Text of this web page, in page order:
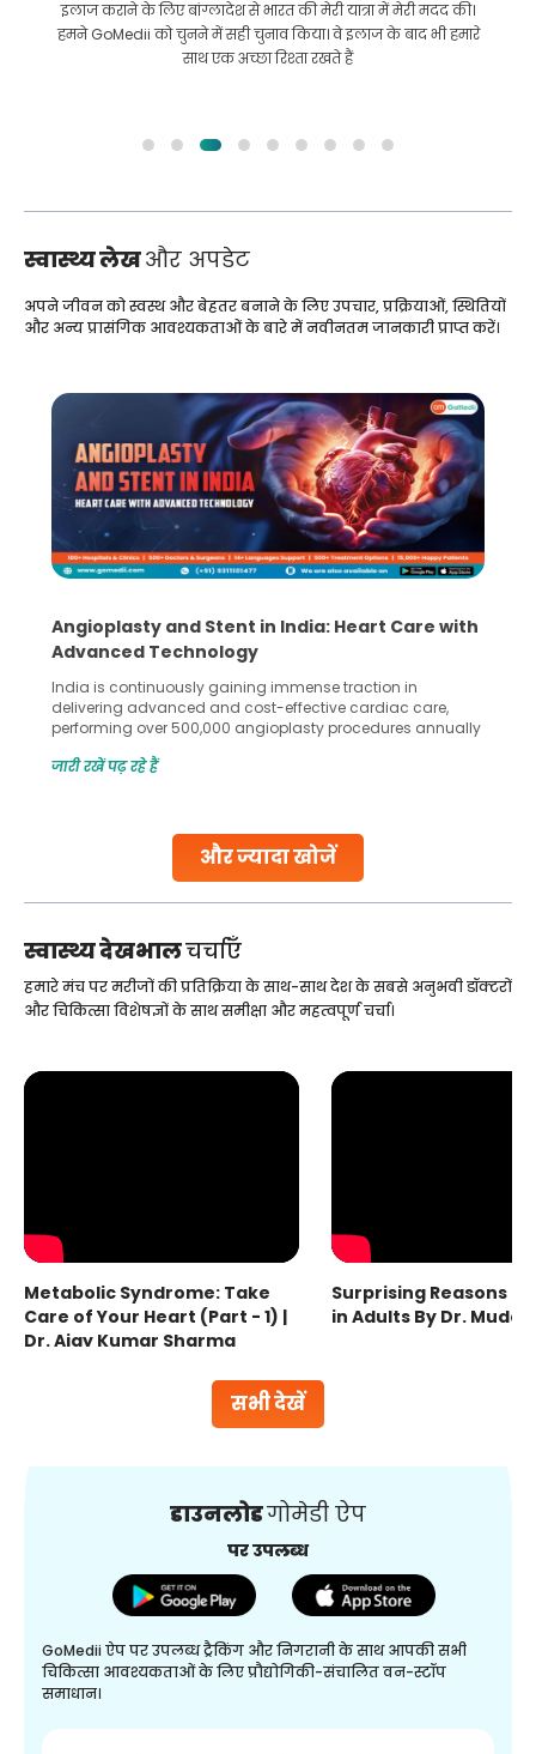
इलाज कराने के लिए बांग्लादेश से भारत की मेरी यात्रा में मेरी मदद की।
हमने GoMedii को चुनने में सही चुनाव किया। वे इलाज के बाद भी हमारे
साथ एक अच्छा रिश्ता रखते हैं
स्वास्थ्य लेखऔर अपडेट
और ज्यादा खोजें
अपने जीवन को स्वस्थ और बेहतर बनाने के लिए उपचार, प्रक्रियाओं, स्थितियों
और अन्य प्रासंगिक आवश्यकताओं के बारे में नवीनतम जानकारी प्राप्त करें।
Angioplasty and Stent in India: Heart Care with
Advanced Technology
India is continuously gaining immense traction in
delivering advanced and cost-effective cardiac care,
performing over 500,000 angioplasty procedures annually
globe are searching for treatments like angioplasty and
Studies, such as one published
जारी रखें पढ़ रहे हैं
स्वास्थ्य देखभालचर्चाएँ
सभी देखें
हमारे मंच पर मरीजों की प्रतिक्रिया के साथ-साथ देश के सबसे अनुभवी डॉक्टरों
और चिकित्सा विशेषज्ञों के साथ समीक्षा और महत्वपूर्ण चर्चा।
Metabolic Syndrome: Take
Care of Your Heart (Part - 1) |
Dr. Ajay Kumar Sharma
Surprising Reasons
in Adults By Dr.
डाउनलोडगोमेडी ऐप
पर उपलब्ध
GoMedii ऐप पर उपलब्ध ट्रैकिंग और निगरानी के साथ आपकी सभी
चिकित्सा आवश्यकताओं के लिए प्रौद्योगिकी-संचालित वन-स्टॉप
समाधान।